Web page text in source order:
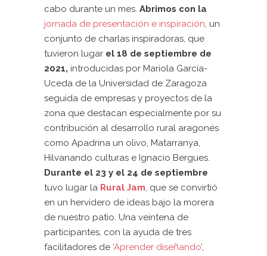
cabo durante un mes. Abrimos con la
jornada de presentación e inspiración, un
conjunto de charlas inspiradoras, que
tuvieron lugar el 18 de septiembre de
2021, introducidas por Mariola García-
Uceda de la Universidad de Zaragoza
seguida de empresas y proyectos de la
zona que destacan especialmente por su
contribución al desarrollo rural aragonés
como Apadrina un olivo, Matarranya,
Hilvanando culturas e Ignacio Bergues.
Durante el 23 y el 24 de septiembre
tuvo lugar la Rural Jam, que se convirtió
en un hervidero de ideas bajo la morera
de nuestro patio. Una veintena de
participantes, con la ayuda de tres
facilitadores de ‘Aprender diseñando’,